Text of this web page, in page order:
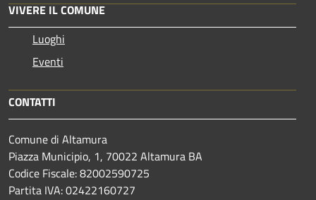
VIVERE IL COMUNE
Luoghi
Eventi
CONTATTI
Comune di Altamura
Piazza Municipio, 1, 70022 Altamura BA
Codice Fiscale: 82002590725
Partita IVA: 02422160727